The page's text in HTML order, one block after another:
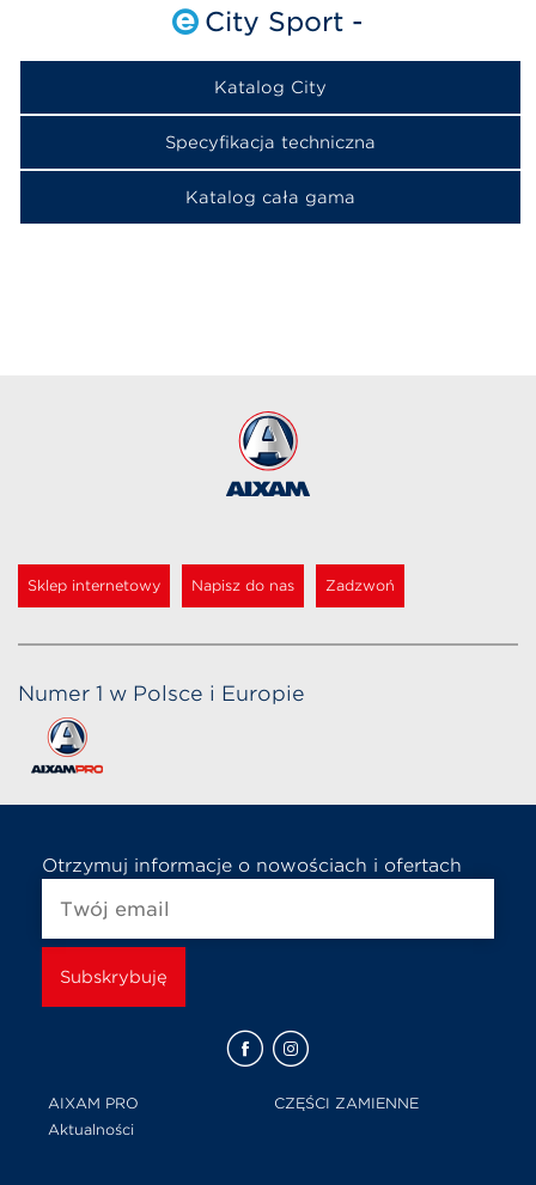
od 83 600PLN
City Sport -
Katalog City
Specyfikacja techniczna
Katalog cała gama
Sklep internetowy Napisz do nas Zadzwoń
Numer 1 w Polsce i Europie
Otrzymuj informacje o nowościach i ofertach
AIXAM PRO
CZĘŚCI ZAMIENNE
Aktualności